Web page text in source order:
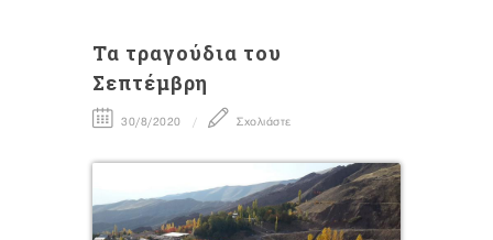
Τα τραγούδια του
Σεπτέμβρη
30/8/2020 Σχολιάστε